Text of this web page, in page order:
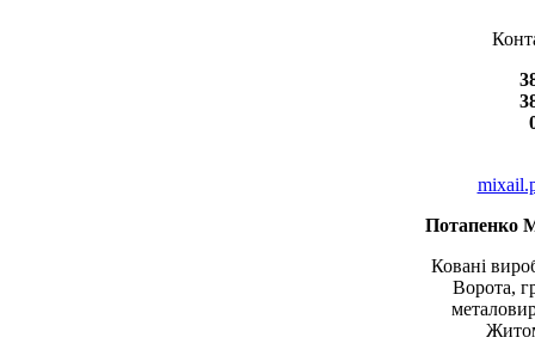
Потапенко
Ковані
Ворота,